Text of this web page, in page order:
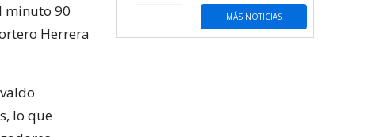
minuto 90
Herrera
lo que
MÁS NOTICIAS